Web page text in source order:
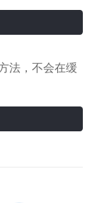
法，不会在缓